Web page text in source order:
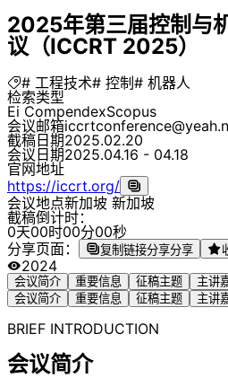
2025年第三届控制与
议（ICCRT 2025）
# 工程技术# 控制# 机器人
检索类型
Ei CompendexScopus
会议邮箱
截稿日期2025.02.20
会议日期2025.04.16 - 04.18
官网地址
https://iccrt.org/
会议地点新加坡 新加坡
截稿倒计时：
0天00时00分00秒
分享页面：
复制链接分享分享
2024
会议简介 重要信息 征稿主题
主讲
会议简介
重要信息 征稿主题 主讲
BRIEF INTRODUCTION
会议简介